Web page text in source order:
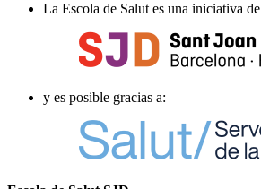
La Escola de Salut es una iniciativa de
y es posible gracias a: